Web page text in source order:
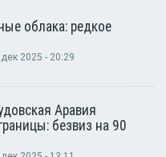
облака: редкое
дек 2025 - 20:29
Аравия
безвиз на 90